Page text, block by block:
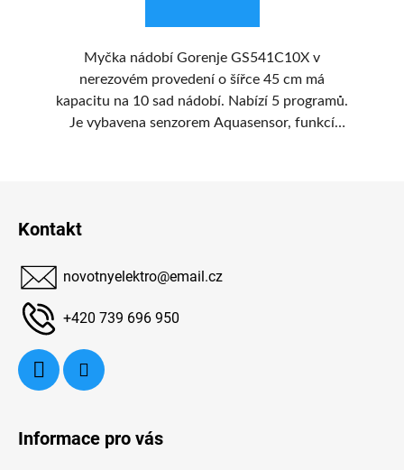
Myčka nádobí Gorenje GS541C10X v
nerezovém provedení o šířce 45 cm má
kapacitu na 10 sad nádobí. Nabízí 5 programů.
Je vybavena senzorem Aquasensor, funkcí
Kontakt
novotnyelektro@email.cz
+420 739 696 950
Informace pro vás